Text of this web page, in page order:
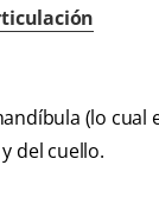
(lo cual
del cuello.